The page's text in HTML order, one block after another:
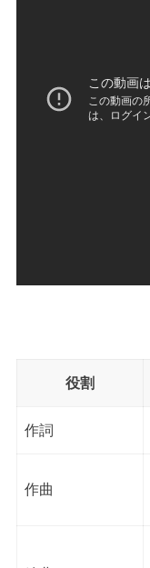
役割
作詞
作曲